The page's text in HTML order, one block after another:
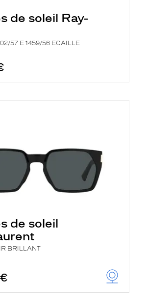
de soleil Ray-
57 E 1459/56 ECAILLE
de soleil
BRILLANT